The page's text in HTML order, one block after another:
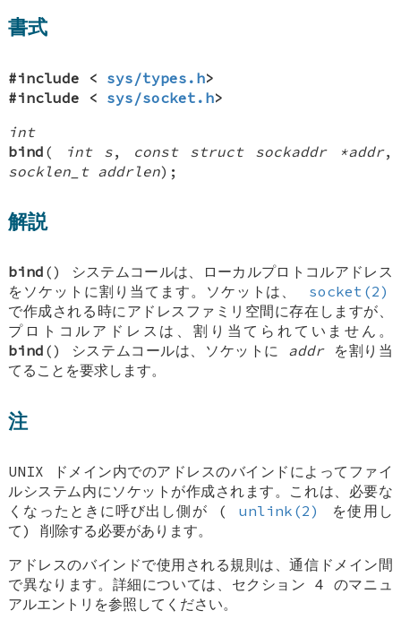
書式
#include < sys/types.h>
#include < sys/socket.h>
int
bind ( int s, const struct sockaddr *addr,
socklen_t addrlen);
解説
bind () システムコールは、ローカルプロトコルアドレス
をソケットに割り当てます。ソケットは、
socket(2)
で作成される時にアドレスファミリ空間に存在しますが、
プロトコルアドレスは、割り当てられていません。
bind () システムコールは、ソケットに addrを割り当
てることを要求します。
注
UNIX ドメイン内でのアドレスのバインドによってファイ
ルシステム内にソケットが作成されます。これは、必要な
くなったときに呼び出し側が (
unlink(2)
を使用し
て) 削除する必要があります。
アドレスのバインドで使用される規則は、通信ドメイン間
で異なります。詳細については、セクション 4 のマニュ
アルエントリを参照してください。